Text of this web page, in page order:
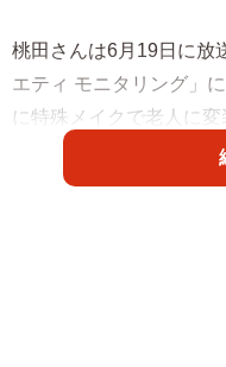
桃田さんは6月19日に放
エティ モニタリング」
に特殊メイクで老人に
大会でバレずに勝ち抜
にチャレンジした。